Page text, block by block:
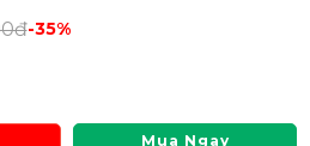
-35%
Mua Ngay